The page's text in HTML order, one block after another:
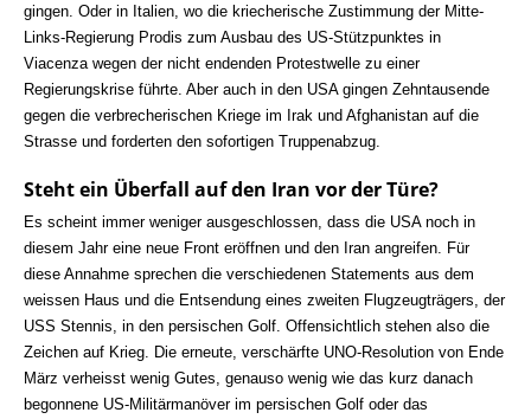
gingen. Oder in Italien, wo die kriecherische Zustimmung der Mitte-
Links-Regierung Prodis zum Ausbau des US-Stützpunktes in
Viacenza wegen der nicht endenden Protestwelle zu einer
Regierungskrise führte. Aber auch in den USA gingen Zehntausende
gegen die verbrecherischen Kriege im Irak und Afghanistan auf die
Strasse und forderten den sofortigen Truppenabzug.
Steht ein Überfall auf den Iran vor der Türe?
Es scheint immer weniger ausgeschlossen, dass die USA noch in
diesem Jahr eine neue Front eröffnen und den Iran angreifen. Für
diese Annahme sprechen die verschiedenen Statements aus dem
weissen Haus und die Entsendung eines zweiten Flugzeugträgers, der
USS Stennis, in den persischen Golf. Offensichtlich stehen also die
Zeichen auf Krieg. Die erneute, verschärfte UNO-Resolution von Ende
März verheisst wenig Gutes, genauso wenig wie das kurz danach
begonnene US-Militärmanöver im persischen Golf oder das